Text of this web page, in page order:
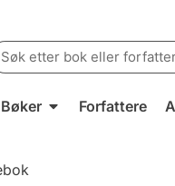
Bøker Forfattere